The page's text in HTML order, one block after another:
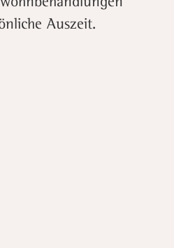
Auszeit.